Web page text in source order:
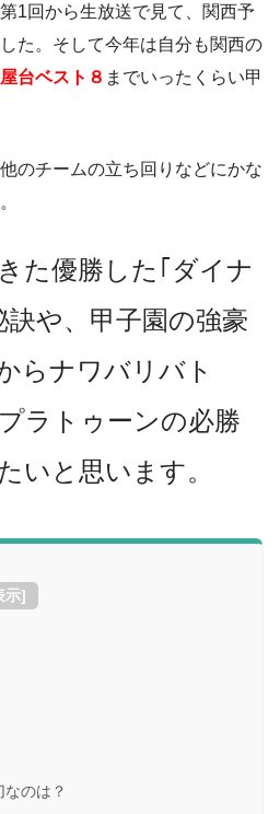
1回から生放送で見て、関西予
た。そして今年は自分も関西の
台ベスト８ までいったくらい甲
のチームの立ち回りなどにかな
た優勝した｢ダイナ
や、甲子園の強豪
らナワバリバト
ラトゥーンの必勝
いと思います。
示]
のは？